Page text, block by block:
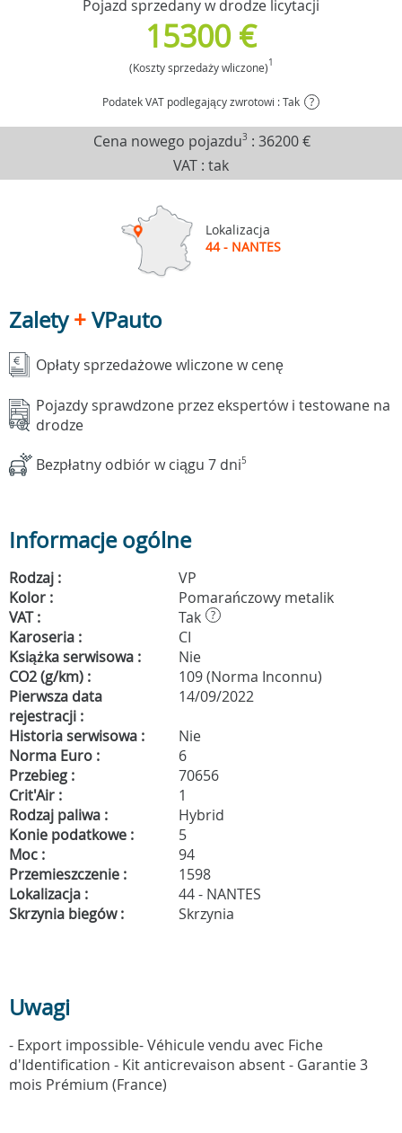
Pojazd sprzedany w drodze licytacji
15300 €
(Koszty sprzedaży wliczone)1
Podatek VAT podlegający zwrotowi : Tak ?
Cena nowego pojazdu3 :36200 €
VAT : tak
Lokalizacja
44 - NANTES
Zalety+VPauto
Opłaty sprzedażowe wliczone w cenę
Pojazdy sprawdzone przez ekspertów i testowane na
drodze
Bezpłatny odbiór w ciągu 7 dni5
Informacje ogólne
Rodzaj :
VP
Kolor :
Pomarańczowy metalik
VAT :
Tak ?
Karoseria :
CI
Książka serwisowa :
Nie
CO2 (g/km) :
109 (Norma Inconnu)
Pierwsza data
rejestracji :
14/09/2022
Historia serwisowa :
Nie
Norma Euro :
6
Przebieg :
70656
Crit'Air :
1
Rodzaj paliwa :
Hybrid
Konie podatkowe :
5
Moc :
94
Przemieszczenie :
1598
Lokalizacja :
44 - NANTES
Skrzynia biegów :
Skrzynia
Uwagi
- Export impossible- Véhicule vendu avec Fiche
d'Identification - Kit anticrevaison absent - Garantie 3
mois Prémium (France)